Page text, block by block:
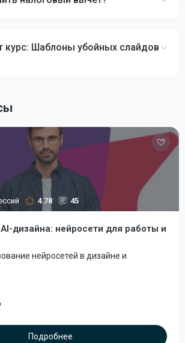
курс: Шаблоны убойных слайдов
4.78 45
дизайна: нейросети для работы и
нейросетей в дизайне и
Подробнее